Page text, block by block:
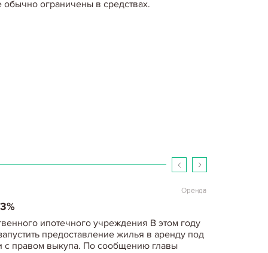
обычно ограничены в средствах.
максимальные ставки на…
Оренда
ипотечного учреждения В этом году
предоставление жилья в аренду под
с правом выкупа. По сообщению главы